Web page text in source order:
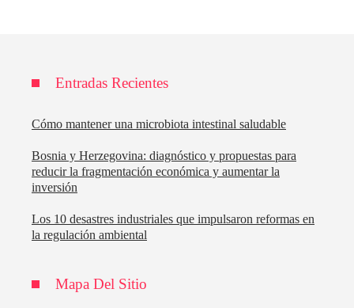
Entradas Recientes
Cómo mantener una microbiota intestinal saludable
Bosnia y Herzegovina: diagnóstico y propuestas para
reducir la fragmentación económica y aumentar la
inversión
Los 10 desastres industriales que impulsaron reformas en
la regulación ambiental
Mapa Del Sitio